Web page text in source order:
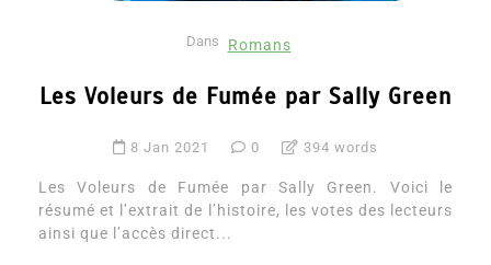
Dans Romans
Les Voleurs de Fumée par Sally Green
8 Jan 2021 0 394 words
Les Voleurs de Fumée par Sally Green. Voici le
résumé et l’extrait de l’histoire, les votes des lecteurs
ainsi que l’accès direct...